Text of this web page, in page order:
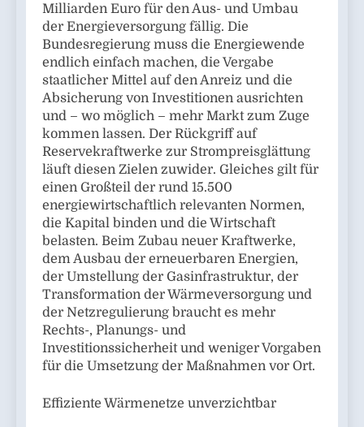
Milliarden Euro für den Aus- und Umbau
der Energieversorgung fällig. Die
Bundesregierung muss die Energiewende
endlich einfach machen, die Vergabe
staatlicher Mittel auf den Anreiz und die
Absicherung von Investitionen ausrichten
und – wo möglich – mehr Markt zum Zuge
kommen lassen. Der Rückgriff auf
Reservekraftwerke zur Strompreisglättung
läuft diesen Zielen zuwider. Gleiches gilt für
einen Großteil der rund 15.500
energiewirtschaftlich relevanten Normen,
die Kapital binden und die Wirtschaft
belasten. Beim Zubau neuer Kraftwerke,
dem Ausbau der erneuerbaren Energien,
der Umstellung der Gasinfrastruktur, der
Transformation der Wärmeversorgung und
der Netzregulierung braucht es mehr
Rechts-, Planungs- und
Investitionssicherheit und weniger Vorgaben
für die Umsetzung der Maßnahmen vor Ort.
Effiziente Wärmenetze unverzichtbar